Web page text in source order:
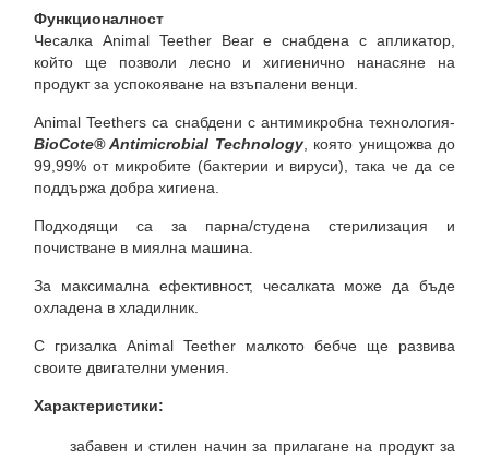
Функционалност
Чесалка Animal Teether Bear е снабдена с апликатор,
който ще позволи лесно и хигиенично нанасяне на
продукт за успокояване на взъпалени венци.
Animal Teethers са снабдени с антимикробна технология-
BioCote® Antimicrobial Technology, която унищожва до
99,99% от микробите (бактерии и вируси), така че да се
поддържа добра хигиена.
Подходящи са за парна/студена стерилизация и
почистване в миялна машина.
За максимална ефективност, чесалката може да бъде
охладена в хладилник.
С гризалка Animal Teether малкото бебче ще развива
своите двигателни умения.
Характеристики:
забавен и стилен начин за прилагане на продукт за